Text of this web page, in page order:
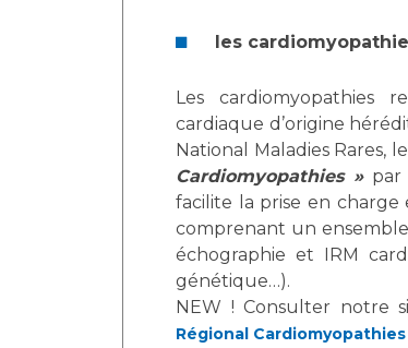
les
Les cardiomyopathies
cardiaque d’origine
National Maladies Rares,
Cardiomyopathies »par
facilite la prise en charge
comprenant un
échographie et IRM
génétique…).
NEW ! Consulter notre
Régional